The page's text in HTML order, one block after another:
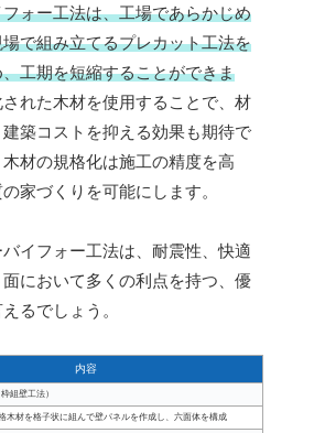
ォー工法は、工場であらかじめ
で組み立てるプレカット工法を
工期を短縮することができま
された木材を使用することで、材
築コストを抑える効果も期待で
材の規格化は施工の精度を高
家づくりを可能にします。
イフォー工法は、耐震性、快適
において多くの利点を持つ、優
るでしょう。
内容
組壁工法）
木材を格子状に組んで壁パネルを作成し、六面体を構成